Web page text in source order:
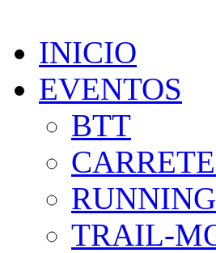
INICIO
EVENTOS
BTT
RUNNING
TRAIL-